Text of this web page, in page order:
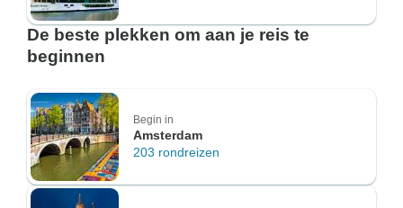
De beste plekken om aan je reis te
beginnen
Begin in
Amsterdam
203 rondreizen